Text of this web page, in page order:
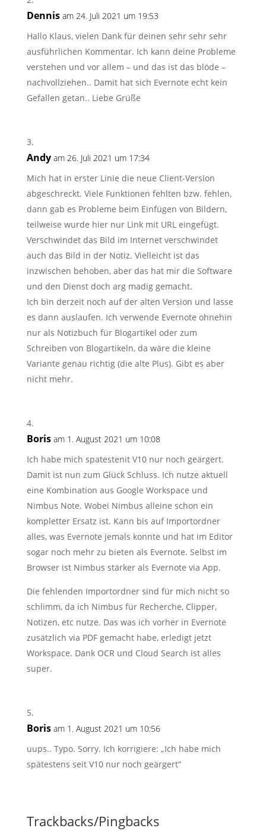
Dennis am 24. Juli 2021 um 19:53
Hallo Klaus, vielen Dank für deinen sehr sehr sehr
ausführlichen Kommentar. Ich kann deine Probleme
verstehen und vor allem – und das ist das blöde –
nachvollziehen.. Damit hat sich Evernote echt kein
Gefallen getan.. Liebe Grüße
Andy am 26. Juli 2021 um 17:34
Mich hat in erster Linie die neue Client-Version
abgeschreckt. Viele Funktionen fehlten bzw. fehlen,
dann gab es Probleme beim Einfügen von Bildern,
teilweise wurde hier nur Link mit URL eingefügt.
Verschwindet das Bild im Internet verschwindet
auch das Bild in der Notiz. Vielleicht ist das
inzwischen behoben, aber das hat mir die Software
und den Dienst doch arg madig gemacht.
Ich bin derzeit noch auf der alten Version und lasse
es dann auslaufen. Ich verwende Evernote ohnehin
nur als Notizbuch für Blogartikel oder zum
Schreiben von Blogartikeln, da wäre die kleine
Variante genau richtig (die alte Plus). Gibt es aber
nicht mehr.
Boris am 1. August 2021 um 10:08
Ich habe mich spatestenit V10 nur noch geärgert.
Damit ist nun zum Glück Schluss. Ich nutze aktuell
eine Kombination aus Google Workspace und
Nimbus Note. Wobei Nimbus alleine schon ein
kompletter Ersatz ist. Kann bis auf Importordner
alles, was Evernote jemals konnte und hat im Editor
sogar noch mehr zu bieten als Evernote. Selbst im
Browser ist Nimbus stärker als Evernote via App.
Die fehlenden Importordner sind für mich nicht so
schlimm, da ich Nimbus für Recherche, Clipper,
Notizen, etc nutze. Das was ich vorher in Evernote
zusätzlich via PDF gemacht habe, erledigt jetzt
Workspace. Dank OCR und Cloud Search ist alles
super.
Boris am 1. August 2021 um 10:56
uups.. Typo. Sorry. Ich korrigiere: „Ich habe mich
spätestens seit V10 nur noch geärgert“
Trackbacks/Pingbacks